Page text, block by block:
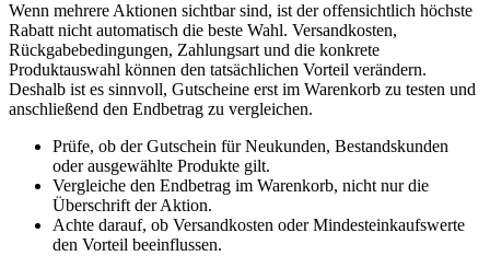
Wenn mehrere Aktionen sichtbar sind, ist der offensichtlich höchste
Rabatt nicht automatisch die beste Wahl. Versandkosten,
Rückgabebedingungen, Zahlungsart und die konkrete
Produktauswahl können den tatsächlichen Vorteil verändern.
Deshalb ist es sinnvoll, Gutscheine erst im Warenkorb zu testen und
anschließend den Endbetrag zu vergleichen.
Prüfe, ob der Gutschein für Neukunden, Bestandskunden
oder ausgewählte Produkte gilt.
Vergleiche den Endbetrag im Warenkorb, nicht nur die
Überschrift der Aktion.
Achte darauf, ob Versandkosten oder Mindesteinkaufswerte
den Vorteil beeinflussen.